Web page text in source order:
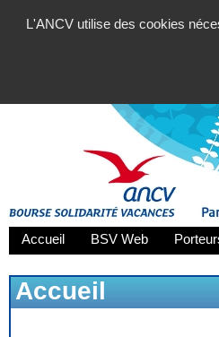
L'ANCV utilise des cookies
Accueil BSV Web
Accueil